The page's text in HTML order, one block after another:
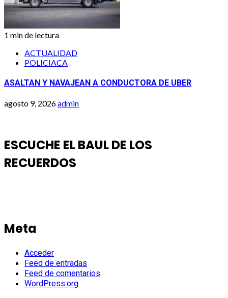
1 min de lectura
ACTUALIDAD
POLICIACA
ASALTAN Y NAVAJEAN A CONDUCTORA DE UBER
agosto 9, 2026admin
ESCUCHE EL BAUL DE LOS
RECUERDOS
Meta
Acceder
Feed de entradas
Feed de comentarios
WordPress.org